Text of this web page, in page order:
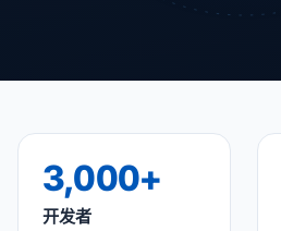
3,000+
开发者